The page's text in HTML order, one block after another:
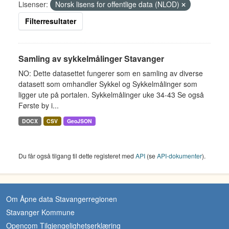
Lisenser:
Norsk lisens for offentlige data (NLOD)
Filterresultater
Samling av sykkelmålinger Stavanger
NO: Dette datasettet fungerer som en samling av diverse
datasett som omhandler Sykkel og Sykkelmålinger som
ligger ute på portalen. Sykkelmålinger uke 34-43 Se også
Første by i...
DOCX CSV GeoJSON
Du får også tilgang til dette registeret med API (seAPI-dokumenter).
Om Åpne data Stavangerregionen
Stavanger Kommune
Opencom Tilgjengelighetserklæring